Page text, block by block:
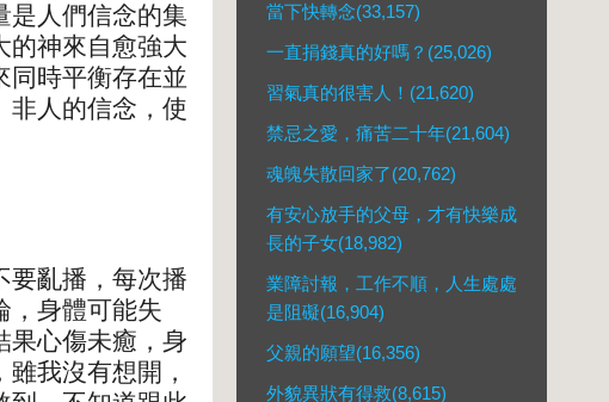
是人們信念的集
的神來自愈強大
同時平衡存在並
非人的信念，使
要亂播，每次播
，身體可能失
果心傷未癒，身
我沒有想開，
當下快轉念(33,157)
一直捐錢真的好嗎？(25,026)
習氣真的很害人！(21,620)
禁忌之愛，痛苦二十年(21,604)
魂魄失散回家了(20,762)
有安心放手的父母，才有快樂成
長的子女(18,982)
業障討報，工作不順，人生處處
是阻礙(16,904)
父親的願望(16,356)
外貌異狀有得救(8,615)